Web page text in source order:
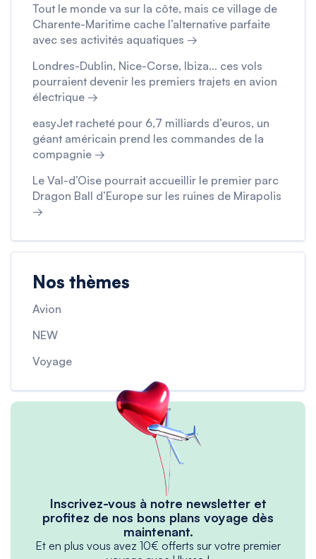
Tout le monde va sur la côte, mais ce village de
Charente-Maritime cache l’alternative parfaite
avec ses activités aquatiques →
Londres-Dublin, Nice-Corse, Ibiza… ces vols
pourraient devenir les premiers trajets en avion
électrique →
easyJet racheté pour 6,7 milliards d’euros, un
géant américain prend les commandes de la
compagnie →
Le Val-d’Oise pourrait accueillir le premier parc
Dragon Ball d’Europe sur les ruines de Mirapolis
→
Nos thèmes
Avion
NEW
Voyage
Inscrivez-vous à notre newsletter et
profitez de nos bons plans voyage dès
maintenant.
Et en plus vous avez 10€ offerts sur votre premier